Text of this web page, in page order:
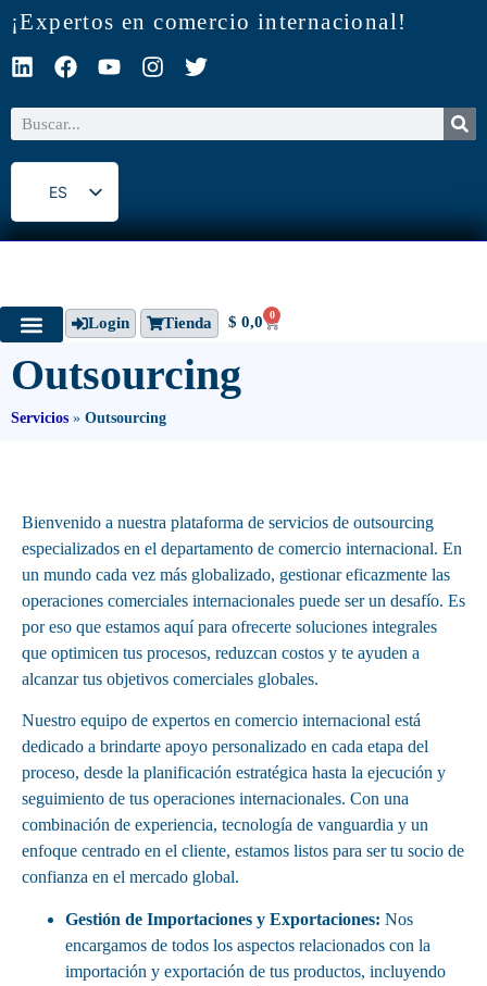
¡Expertos en comercio internacional!
ES
EN
Login Tienda $ 0,0 0
Outsourcing
Servicios » Outsourcing
Bienvenido a nuestra plataforma de servicios de outsourcing
especializados en el departamento de comercio internacional. En
un mundo cada vez más globalizado, gestionar eficazmente las
operaciones comerciales internacionales puede ser un desafío. Es
por eso que estamos aquí para ofrecerte soluciones integrales
que optimicen tus procesos, reduzcan costos y te ayuden a
alcanzar tus objetivos comerciales globales.
Nuestro equipo de expertos en comercio internacional está
dedicado a brindarte apoyo personalizado en cada etapa del
proceso, desde la planificación estratégica hasta la ejecución y
seguimiento de tus operaciones internacionales. Con una
combinación de experiencia, tecnología de vanguardia y un
enfoque centrado en el cliente, estamos listos para ser tu socio de
confianza en el mercado global.
Gestión de Importaciones y Exportaciones: Nos
encargamos de todos los aspectos relacionados con la
importación y exportación de tus productos, incluyendo